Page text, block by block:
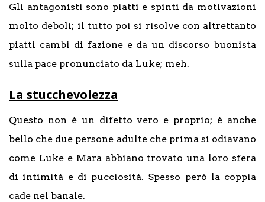
Gli antagonisti sono piatti e spinti da motivazioni
molto deboli; il tutto poi si risolve con altrettanto
piatti cambi di fazione e da un discorso buonista
sulla pace pronunciato da Luke; meh.
La stucchevolezza
Questo non è un difetto vero e proprio; è anche
bello che due persone adulte che prima si odiavano
come Luke e Mara abbiano trovato una loro sfera
di intimità e di pucciosità. Spesso però la coppia
cade nel banale.